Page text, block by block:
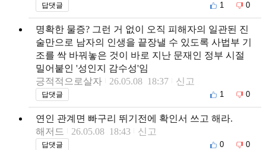
답댓글 1 0
명확한 물증? 그런 거 없이 오직 피해자의 일관된 진
술만으로 남자의 인생을 끝장낼 수 있도록 사법부 기
조를 싹 바꿔놓은 것이 바로 지난 문재인 정부 시절
밀어붙인 '성인지 감수성'임
긍적적으로살자
26.05.08 18:37 신고
답댓글 1 0
연인 관계면 빠구리 뛰기전에 확인서 쓰고 해라.
해저드
26.05.08 18:43 신고
답댓글 0 0